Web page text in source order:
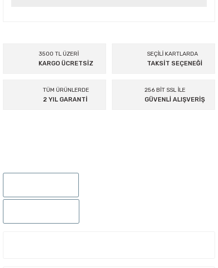
Ürün resmi kalitesiz, bozuk veya görüntülenemiyor.
Ürün bilgilerinde hatalar bulunuyor.
3500 TL ÜZERİ
KARGO ÜCRETSİZ
SEÇİLİ KARTLARDA
TAKSİT SEÇENEĞİ
TÜM ÜRÜNLERDE
2 YIL GARANTİ
256 BİT SSL İLE
GÜVENLİ ALIŞVERİŞ